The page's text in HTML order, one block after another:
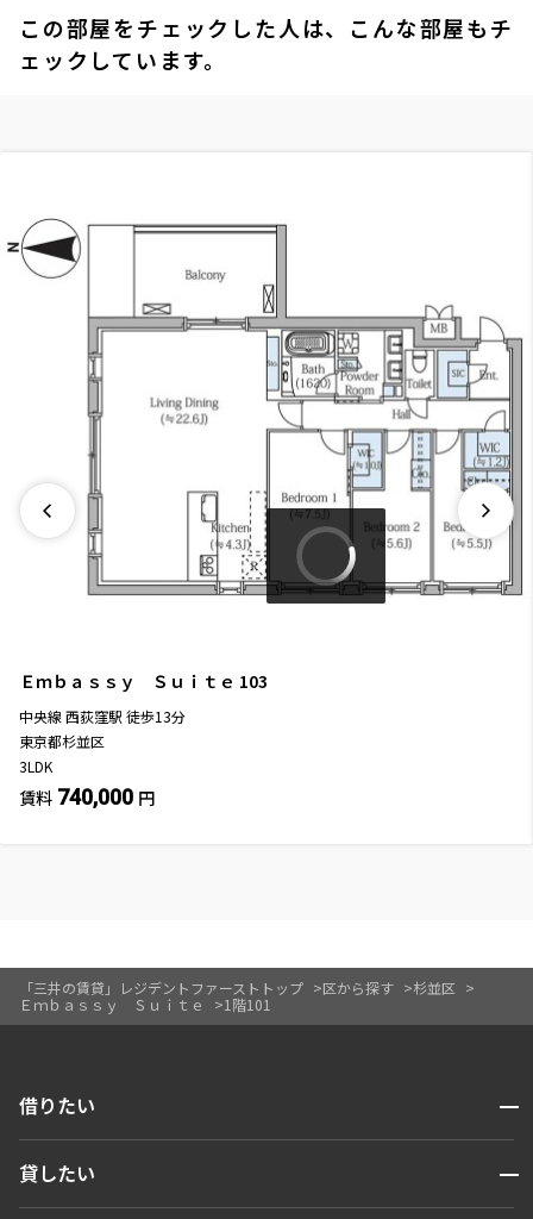
「三井の賃貸」レジデントファーストトップ 区から探す
杉並区
Ｅｍｂａｓｓｙ Ｓｕｉｔｅ
1階101
この部屋をチェックした人は、こんな部屋もチ
ェックしています。
Ｅｍｂａｓｓｙ Ｓｕｉｔｅ 103
中央線 西荻窪駅 徒歩13分
東京都杉並区
3LDK
賃料 740,000 円
借りたい 開閉
人気エリアから探す
貸したい 開閉